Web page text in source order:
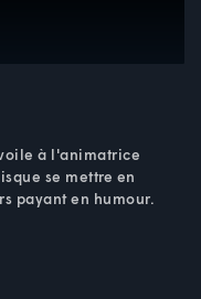
à l'animatrice
se mettre en
payant en humour.